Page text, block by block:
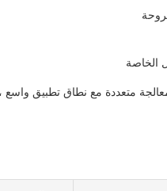
الخاصة
متعددة مع نطاق تطبيق واسع